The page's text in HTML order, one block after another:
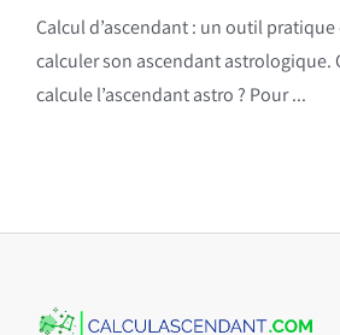
Calcul d’ascendant : un outil
calculer son ascendant astrologique.
calcule l’ascendant astro ? Pour ...